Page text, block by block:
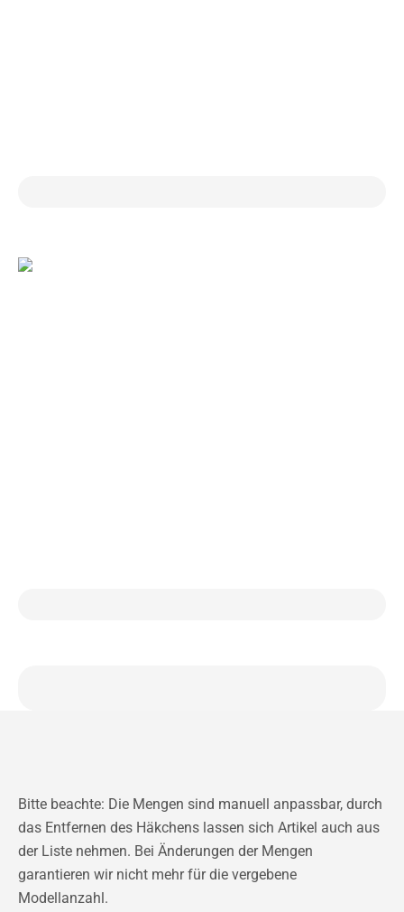
Bitte beachte: Die Mengen sind manuell anpassbar, durch
das Entfernen des Häkchens lassen sich Artikel auch aus
der Liste nehmen. Bei Änderungen der Mengen
garantieren wir nicht mehr für die vergebene
Modellanzahl.